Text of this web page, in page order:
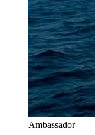
Ambassador